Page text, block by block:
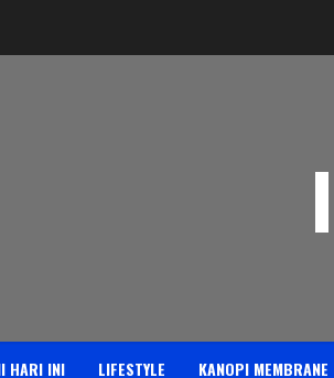
HARI INI LIFESTYLE KANOPI MEMBRANE